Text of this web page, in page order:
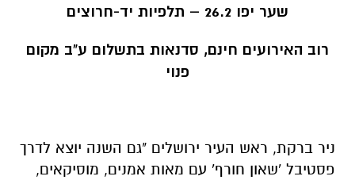
שער יפו 26.2 – תלפיות יד-חרוצים
רוב האירועים חינם, סדנאות בתשלום ע"ב מקום
פנוי
ניר ברקת, ראש העיר ירושלים "גם השנה יוצא לדרך
פסטיבל 'שאון חורף' עם מאות אמנים, מוסיקאים,